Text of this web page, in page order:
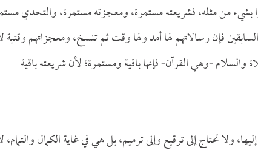
من مثله، فشريعته مستمرة، ومعجزته مستمرة، والتحدي
فإن رسالاتهم لها أمد ولها وقت ثم تنسخ، ومعجزاتهم وقتية
والسلام -وهي القرآن- فإنها باقية ومستمرة؛ لأن شريعته باقية
ولا تحتاج إلى ترقيع وإلى ترميم، بل هي في غاية الكمال والتمام،